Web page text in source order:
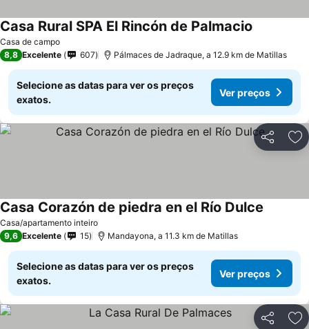
Casa de campo
Casa Rural SPA El Rincón de Palmacio
8,8 Excelente 607 Pálmaces de Jadraque, a 12.9 km de Matillas
Selecione as datas para ver os preços
exatos.
Ver preços
Partilhar
Casa/apartamento inteiro
Casa Corazón de piedra en el Río Dulce
9,6 Excelente 15 Mandayona, a 11.3 km de Matillas
Selecione as datas para ver os preços
exatos.
Ver preços
Partilhar